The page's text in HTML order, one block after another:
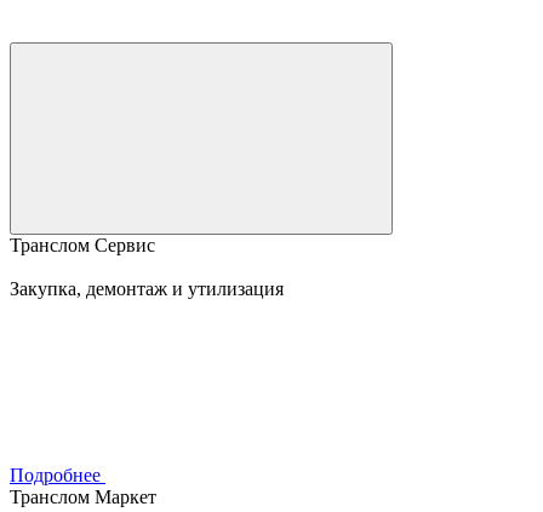
Транслом Сервис
Закупка, демонтаж и утилизация
Подробнее
Транслом Маркет